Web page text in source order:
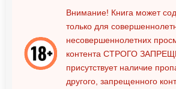
Внимание! Книга может
только для
несовершеннолетних
контента СТРОГО
присутствует наличие
другого, запрещенного